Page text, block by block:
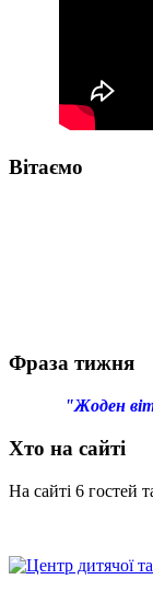
Вітаємо
Фраза тижня
"Жоден
Хто на сайті
На сайті 6 гостей